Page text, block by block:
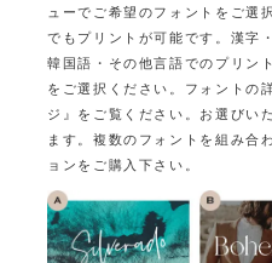
ューでご希望のフォントをご選
でもプリントが可能です。 漢字
韓国語・その他言語でのプリン
をご選択ください。
フォントの
ジ』をご覧ください。 お選びい
ます。 複数のフォントを組み合
ョンをご購入下さい。